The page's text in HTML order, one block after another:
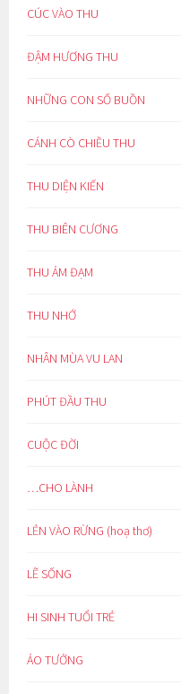
CÚC VÀO THU
ĐẬM HƯƠNG THU
NHỮNG CON SỐ BUỒN
CÁNH CÒ CHIỀU THU
THU DIỆN KIẾN
THU BIÊN CƯƠNG
THU ẢM ĐẠM
THU NHỚ
NHÂN MÙA VU LAN
PHÚT ĐẦU THU
CUỘC ĐỜI
…CHO LÀNH
LẺN VÀO RỪNG (hoạ thơ)
LẼ SỐNG
HI SINH TUỔI TRẺ
ẢO TƯỞNG